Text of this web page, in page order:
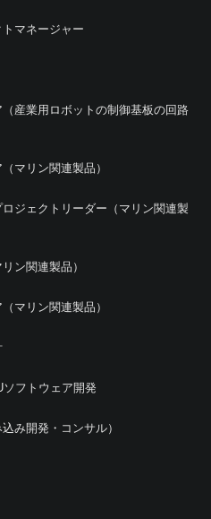
トマネージャー
（産業用ロボットの制御基板の回路
マリン関連製品）
ジェクトリーダー（マリン関連製
ン関連製品）
マリン関連製品）
ソフトウェア開発
み開発・コンサル）